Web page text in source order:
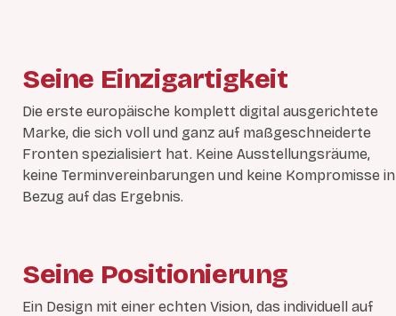
Seine Einzigartigkeit
Die erste europäische komplett digital ausgerichtete
Marke, die sich voll und ganz auf maßgeschneiderte
Fronten spezialisiert hat. Keine Ausstellungsräume,
keine Terminvereinbarungen und keine Kompromisse in
Bezug auf das Ergebnis.
Seine Positionierung
Ein Design mit einer echten Vision, das individuell auf